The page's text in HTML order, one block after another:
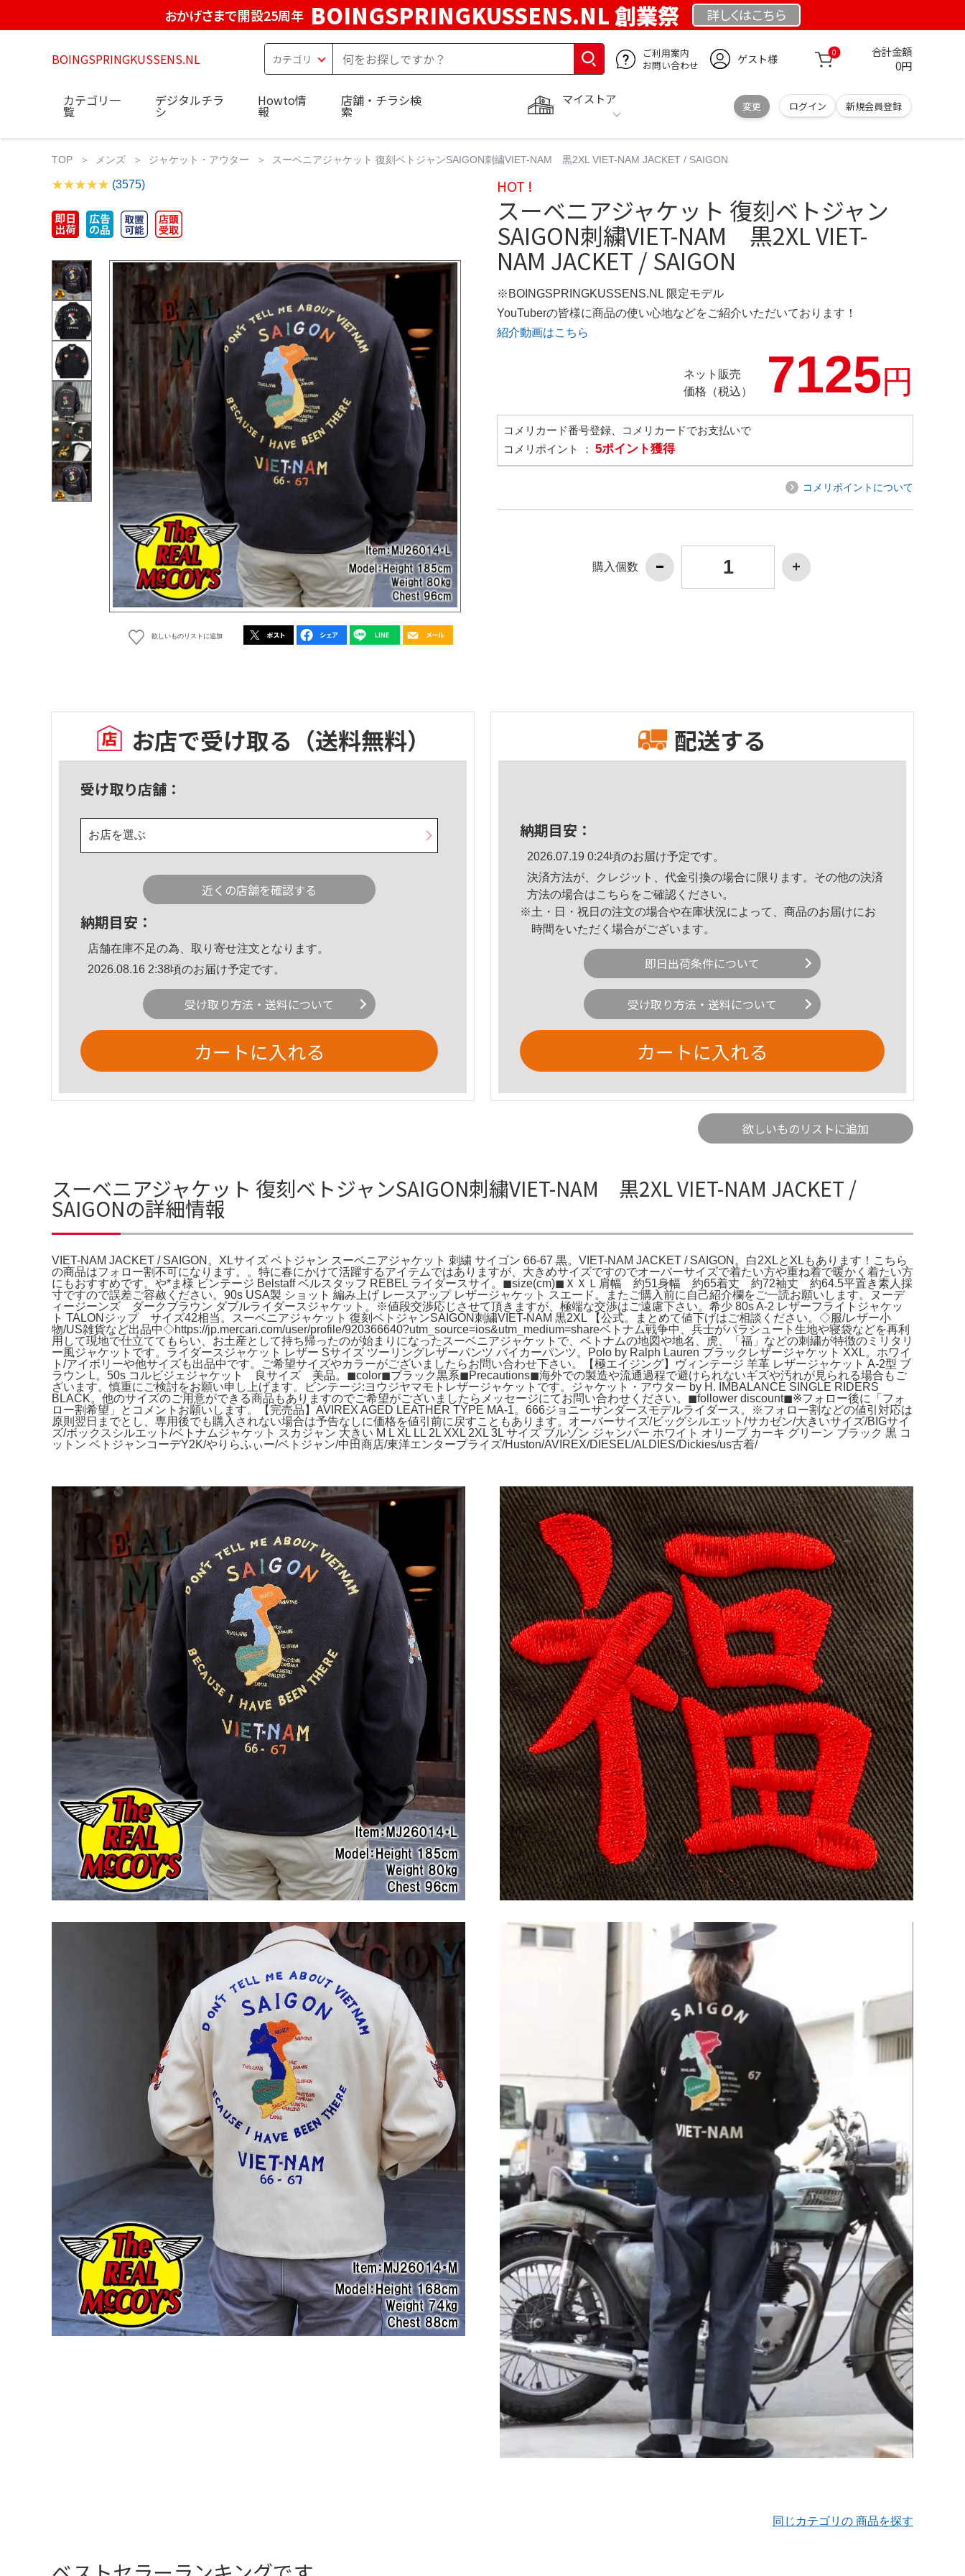
おかげさまで開設25周年 BOINGSPRINGKUSSENS.NL 創業祭 詳しくはこちら
BOINGSPRINGKUSSENS.NL
ご利用案内
お問い合わせ
ゲスト様 0 合計金額
0円
マイストア
変更 ログイン 新規会員登録
カテゴリ一
覧
デジタルチラ
シ
Howto情
報
店舗・チラシ検
索
TOP メンズ ジャケット・アウター スーベニアジャケット 復刻ベトジャンSAIGON刺繍VIET-NAM 黒2XL VIET-NAM JACKET / SAIGON
(3575)
欲しいものリストに追加
HOT !
スーベニアジャケット 復刻ベトジャン
SAIGON刺繍VIET-NAM 黒2XL VIET-
NAM JACKET / SAIGON
※BOINGSPRINGKUSSENS.NL 限定モデル
YouTuberの皆様に商品の使い心地などをご紹介いただいております！
紹介動画はこちら
ネット販売
価格（税込）
7125円
コメリカード番号登録、コメリカードでお支払いで
コメリポイント ： 5ポイント獲得
コメリポイントについて
購入個数
お店で受け取る （送料無料）
受け取り店舗：
お店を選ぶ
近くの店舗を確認する
納期目安：
店舗在庫不足の為、取り寄せ注文となります。
2026.08.16 2:38頃のお届け予定です。
受け取り方法・送料について
カートに入れる
配送する
納期目安：
2026.07.19 0:24頃のお届け予定です。
決済方法が、クレジット、代金引換の場合に限ります。その他の決済
方法の場合はこちら をご確認ください。
※土・日・祝日の注文の場合や在庫状況によって、商品のお届けにお
時間をいただく場合がございます。
即日出荷条件について
受け取り方法・送料について
カートに入れる
欲しいものリストに追加
スーベニアジャケット 復刻ベトジャンSAIGON刺繍VIET-NAM 黒2XL VIET-NAM JACKET /
SAIGONの詳細情報
VIET-NAM JACKET / SAIGON。XLサイズ ベトジャン スーベニアジャケット 刺繍 サイゴン 66-67 黒。VIET-NAM JACKET / SAIGON。白2XLとXLもあります！こちら
の商品はフォロー割不可になります。。特に春にかけて活躍するアイテムではありますが、大きめサイズですのでオーバーサイズで着たい方や重ね着で暖かく着たい方
にもおすすめです。や*ま様 ビンテージ Belstaff ベルスタッフ REBEL ライダースサイ。◼︎size(cm)◼︎ＸＸＬ肩幅 約51身幅 約65着丈 約72袖丈 約64.5平置き素人採
寸ですので誤差ご容赦ください。90s USA製 ショット 編み上げ レースアップ レザージャケット スエード。またご購入前に自己紹介欄をご一読お願いします。ヌーデ
ィージーンズ ダークブラウン ダブルライダースジャケット。※値段交渉応じさせて頂きますが、極端な交渉はご遠慮下さい。希少 80s A-2 レザーフライトジャケッ
ト TALONジップ サイズ42相当。スーベニアジャケット 復刻ベトジャンSAIGON刺繍VIET-NAM 黒2XL 【公式。まとめて値下げはご相談ください。◇服/レザー小
物/US雑貨など出品中◇https://jp.mercari.com/user/profile/920366640?utm_source=ios&utm_medium=shareベトナム戦争中、兵士がパラシュート生地や寝袋などを再利
用して現地で仕立ててもらい、お土産として持ち帰ったのが始まりになったスーベニアジャケットで、ベトナムの地図や地名、虎、「福」などの刺繍が特徴のミリタリ
ー風ジャケットです。ライダースジャケット レザー Sサイズ ツーリングレザーパンツ バイカーパンツ。Polo by Ralph Lauren ブラックレザージャケット XXL。ホワイ
ト/アイボリーや他サイズも出品中です。ご希望サイズやカラーがございましたらお問い合わせ下さい。【極エイジング】ヴィンテージ 羊革 レザージャケット A-2型 ブ
ラウン L。50s コルビジェジャケット 良サイズ 美品。◼︎color◼︎ブラック黒系◼︎Precautions◼︎海外での製造や流通過程で避けられないギズや汚れが見られる場合もご
ざいます。慎重にご検討をお願い申し上げます。ビンテージ:ヨウジヤマモトレザージャケットです。ジャケット・アウター by H. IMBALANCE SINGLE RIDERS
BLACK。他のサイズのご用意ができる商品もありますのでご希望がございましたらメッセージにてお問い合わせください。◼︎follower discount◼︎※フォロー後に「フォ
ロー割希望」とコメントお願いします。【完売品】AVIREX AGED LEATHER TYPE MA-1。666ジョニーサンダースモデルライダース。※フォロー割などの値引対応は
原則翌日までとし、専用後でも購入されない場合は予告なしに価格を値引前に戻すこともあります。オーバーサイズ/ビッグシルエット/サカゼン/大きいサイズ/BIGサイ
ズ/ボックスシルエット/ベトナムジャケット スカジャン 大きい M L XL LL 2L XXL 2XL 3L サイズ ブルゾン ジャンパー ホワイト オリーブ カーキ グリーン ブラック 黒 コ
ットン ベトジャンコーデY2K/やりらふぃー/ベトジャン/中田商店/東洋エンタープライズ/Huston/AVIREX/DIESEL/ALDIES/Dickies/us古着/
同じカテゴリの 商品を探す